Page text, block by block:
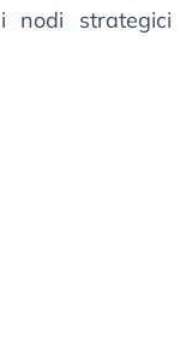
nodi strategici